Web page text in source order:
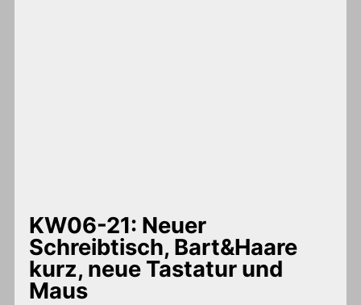
KW06-21: Neuer
Schreibtisch, Bart&Haare
kurz, neue Tastatur und
Maus